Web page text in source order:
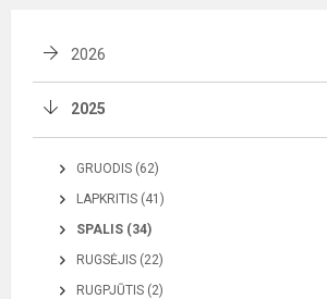
2026
2025
GRUODIS (62)
LAPKRITIS (41)
SPALIS (34)
RUGSĖJIS (22)
RUGPJŪTIS (2)